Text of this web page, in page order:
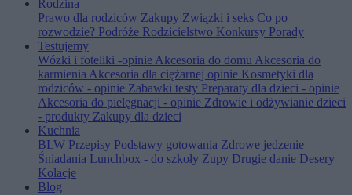
Rodzina
Prawo dla rodziców Zakupy Związki i seks Co po
rozwodzie? Podróże Rodzicielstwo Konkursy Porady
Testujemy
Wózki i foteliki -opinieAkcesoria do domu Akcesoria do
karmieniaAkcesoria dla ciężarnej opinie Kosmetyki dla
rodziców - opinie Zabawki testy Preparaty dla dzieci - opinie
Akcesoria do pielęgnacji - opinie Zdrowie i odżywianie dzieci
- produkty Zakupy dla dzieci
Kuchnia
BLW Przepisy Podstawy gotowania Zdrowe jedzenie
Śniadania Lunchbox - do szkoły Zupy Drugie danie Desery
Kolacje
Blog